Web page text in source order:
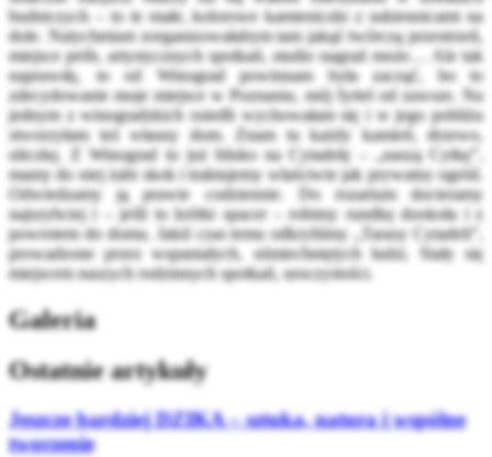
budniczych – to te małe, kolorowe kamieniczki z sukiennicami na
dole. Natychmiast zorganizowałabym tam jakąś twórczą przestrzeń,
miejsce prób, artystycznych spotkań, studio nagrań może… Ale tak
naprawdę, to od Winograd powinnam była zacząć, bo to
zdecydowanie moje miejsce w Poznaniu, mój fyrtel od zawsze. Na
jednym z winogradzkich osiedli wychowałam się i w jego pobliżu
stworzyłam też własny dom. Znam tu każdy kamień, drzewo,
uliczkę. Z Winograd to już blisko na Cytadelę – „naszą Cytkę”,
mamy do niej żabi skok i traktujemy właściwie jak prywatny ogród.
Odwiedzamy ją prawie codziennie. Do rozarium docieramy
najszybciej i – jeśli to krótki spacer – robimy rundkę dookoła i z
powrotem do domu. Jakiś czas temu odkryliśmy „Tarasy Cytadeli”,
prowadzone przez wspaniałych, uśmiechniętych ludzi. Stały się
miejscem naszych rodzinnych spotkań, uroczystości.
Galeria
Ostatnie artykuły
Jeszcze bardziej DZIKA – sztuka, natura i wspólne
tworzenie